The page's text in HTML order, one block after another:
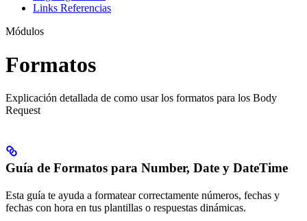
Links Referencias
Módulos
Formatos
Explicación detallada de como usar los formatos para los Body
Request
Guía de Formatos para Number, Date y DateTime
Esta guía te ayuda a formatear correctamente números, fechas y
fechas con hora en tus plantillas o respuestas dinámicas.